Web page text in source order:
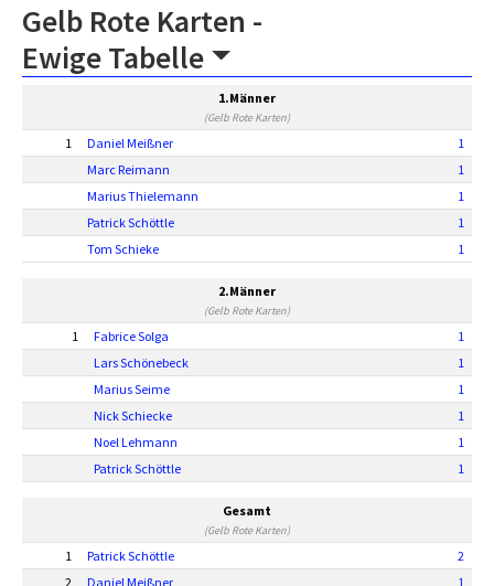
Gelb Rote Karten -
Ewige Tabelle
1.Männer
(Gelb Rote Karten)
1 Daniel Meißner
1
Marc Reimann
1
Marius Thielemann
1
Patrick Schöttle
1
Tom Schieke
1
2.Männer
(Gelb Rote Karten)
1 Fabrice Solga
1
Lars Schönebeck
1
Marius Seime
1
Nick Schiecke
1
Noel Lehmann
1
Patrick Schöttle
1
Gesamt
(Gelb Rote Karten)
1 Patrick Schöttle
2
2
Daniel Meißner 1